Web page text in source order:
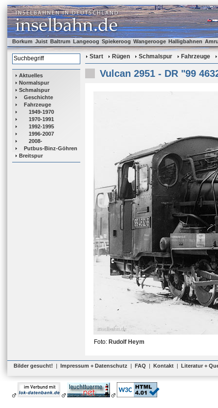
Borkum Juist Baltrum Langeoog Spiekeroog Wangerooge Halligbahnen
Aktuelles
Normalspur
Schmalspur
Geschichte
Fahrzeuge
1949-1970
1970-1991
1992-1995
1996-2007
2008-
Putbus-Binz-Göhren
Breitspur
Start Rügen Schmalspur Fahrzeuge
Vulcan 2951 - DR "99
Foto: Rudolf Heym
Bilder gesucht! | Impressum + Datenschutz | FAQ | Kontakt | Literatur +